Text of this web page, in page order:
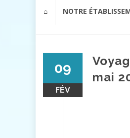
⌂ NOTRE
09
FÉV
mai